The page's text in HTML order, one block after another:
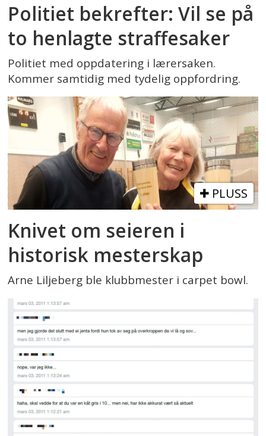
Politiet bekrefter: Vil se på
to henlagte straffesaker
Politiet med oppdatering i lærersaken.
Kommer samtidig med tydelig oppfordring.
PLUSS
Knivet om seieren i
historisk mesterskap
Arne Liljeberg ble klubbmester i carpet bowl.